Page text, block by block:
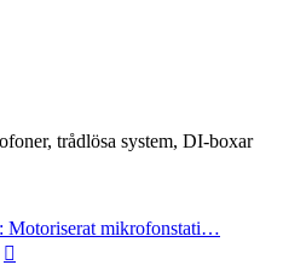
trådlösa system, DI-boxar
Motoriserat mikrofonstati…